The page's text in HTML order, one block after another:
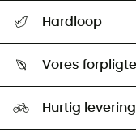
Returnering &
Hardloop
Our ambassadors
Vores
Hurtig levering